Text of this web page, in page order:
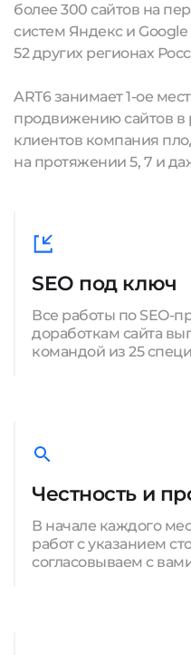
более 300 сайтов на
систем Яндекс и Google
52 других регионах
ART6 занимает 1-ое
продвижению сайтов в
клиентов компания
на протяжении 5, 7 и
SEO под ключ
Все работы по SEO-
доработкам сайта
командой из 25
Честность и
В начале каждого
работ с указанием
согласовываем с